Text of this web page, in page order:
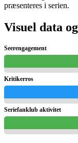
præsenteres i serien.
Visuel data
Seerengagement
Kritikerros
Seriefanklub aktivitet